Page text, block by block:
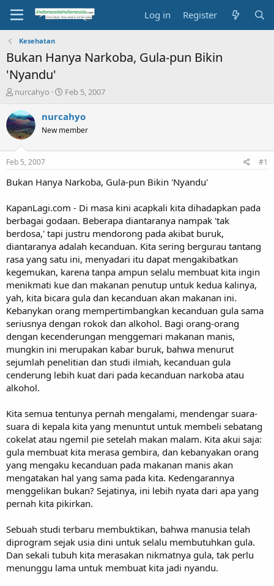
Log in Register
Kesehatan
Bukan Hanya Narkoba, Gula-pun Bikin
'Nyandu'
T
r
e
a
s
t
a
e
r
nurcahyo
S
a
t
e
Feb 5, 2007
nurcahyo
New member
Feb 5, 2007 #1
Bukan Hanya Narkoba, Gula-pun Bikin 'Nyandu'
KapanLagi.com - Di masa kini acapkali kita dihadapkan pada
berbagai godaan. Beberapa diantaranya nampak 'tak
berdosa,' tapi justru mendorong pada akibat buruk,
diantaranya adalah kecanduan. Kita sering bergurau tantang
rasa yang satu ini, menyadari itu dapat mengakibatkan
kegemukan, karena tanpa ampun selalu membuat kita ingin
menikmati kue dan makanan penutup untuk kedua kalinya,
yah, kita bicara gula dan kecanduan akan makanan ini.
Kebanykan orang mempertimbangkan kecanduan gula sama
seriusnya dengan rokok dan alkohol. Bagi orang-orang
dengan kecenderungan menggemari makanan manis,
mungkin ini merupakan kabar buruk, bahwa menurut
sejumlah penelitian dan studi ilmiah, kecanduan gula
cenderung lebih kuat dari pada kecanduan narkoba atau
alkohol.
Kita semua tentunya pernah mengalami, mendengar suara-
suara di kepala kita yang menuntut untuk membeli sebatang
cokelat atau ngemil pie setelah makan malam. Kita akui saja:
gula membuat kita merasa gembira, dan kebanyakan orang
yang mengaku kecanduan pada makanan manis akan
mengatakan hal yang sama pada kita. Kedengarannya
menggelikan bukan? Sejatinya, ini lebih nyata dari apa yang
pernah kita pikirkan.
Sebuah studi terbaru membuktikan, bahwa manusia telah
diprogram sejak usia dini untuk selalu membutuhkan gula.
Dan sekali tubuh kita merasakan nikmatnya gula, tak perlu
menunggu lama untuk membuat kita jadi nyandu.